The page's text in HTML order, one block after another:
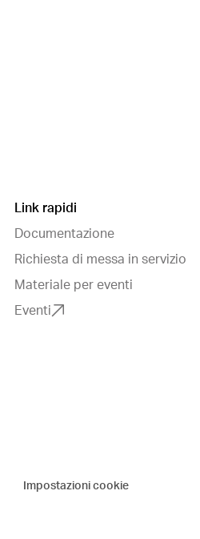
Link rapidi
Documentazione
Richiesta di messa in servizio
Materiale per eventi
Eventi
Impostazioni cookie